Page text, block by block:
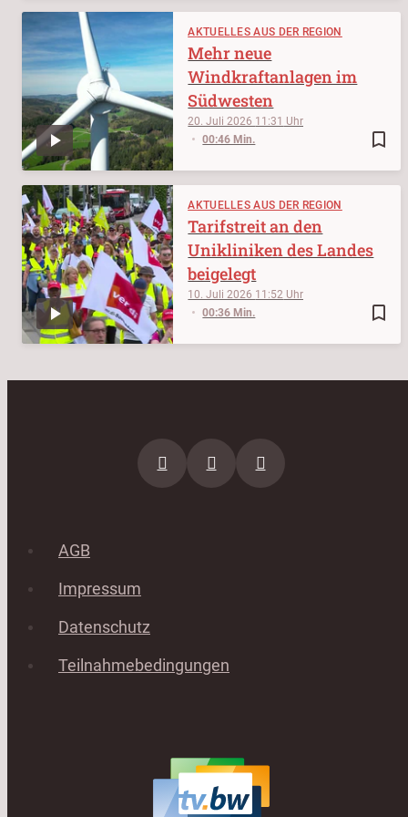
AKTUELLES AUS DER REGION
bookmark_border
20. Juli 2026 11:31
00:46 Min.
Mehr neue
Windkraftanlagen im
Südwesten
AKTUELLES AUS DER REGION
bookmark_border
10. Juli 2026 11:52
00:36 Min.
Tarifstreit an den
Unikliniken des Landes
beigelegt
AGB
Impressum
Datenschutz
Teilnahmebedingungen